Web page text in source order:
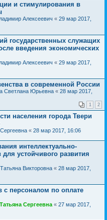
и стимулирования в
Алексеевич « 29 мар 2017,
государственных служащих
введения экономических
Алексеевич « 29 мар 2017,
в современной России
Светлана Юрьевна « 28 мар 2017,
1 2
населения города Твери
« 28 мар 2017, 16:06
интеллектуально-
устойчивого развития
Викторовна « 28 мар 2017,
с персоналом по оплате
Сергеевна « 27 мар 2017,